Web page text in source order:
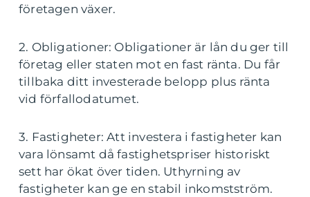
företagen växer.
2. Obligationer: Obligationer är lån du ger till
företag eller staten mot en fast ränta. Du får
tillbaka ditt investerade belopp plus ränta
vid förfallodatumet.
3. Fastigheter: Att investera i fastigheter kan
vara lönsamt då fastighetspriser historiskt
sett har ökat över tiden. Uthyrning av
fastigheter kan ge en stabil inkomstström.